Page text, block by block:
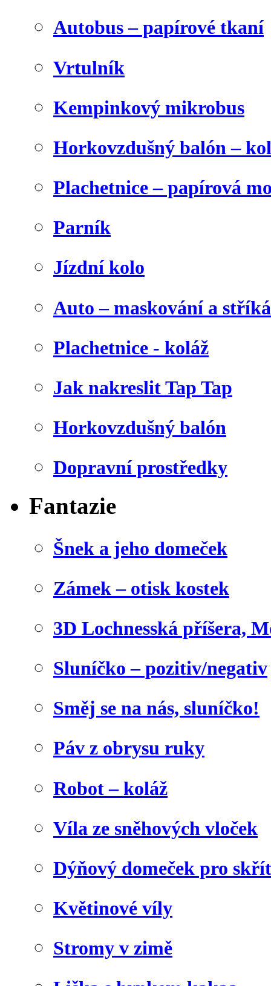
Autobus – papírové tkaní
Vrtulník
Kempinkový mikrobus
Horkovzdušný balón –
Plachetnice – papírová
Parník
Jízdní kolo
Auto – maskování a
Plachetnice - koláž
Jak nakreslit Tap Tap
Horkovzdušný balón
Dopravní prostředky
Fantazie
Šnek a jeho domeček
Zámek – otisk kostek
3D Lochnesská příšera,
Sluníčko – pozitiv/negativ
Směj se na nás, sluníčko!
Páv z obrysu ruky
Robot – koláž
Víla ze sněhových vloček
Dýňový domeček pro
Květinové víly
Stromy v zimě